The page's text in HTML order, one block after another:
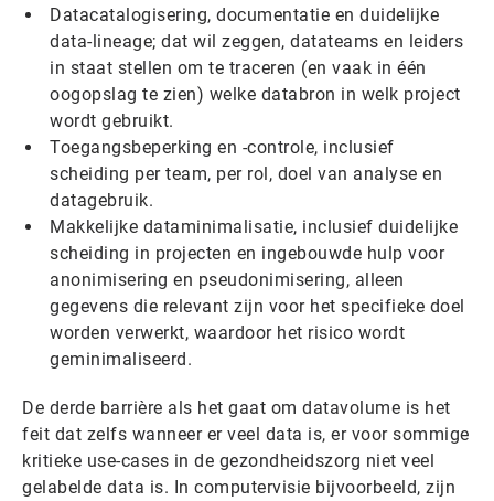
Datacatalogisering, documentatie en duidelijke
data-lineage; dat wil zeggen, datateams en leiders
in staat stellen om te traceren (en vaak in één
oogopslag te zien) welke databron in welk project
wordt gebruikt.
Toegangsbeperking en -controle, inclusief
scheiding per team, per rol, doel van analyse en
datagebruik.
Makkelijke dataminimalisatie, inclusief duidelijke
scheiding in projecten en ingebouwde hulp voor
anonimisering en pseudonimisering, alleen
gegevens die relevant zijn voor het specifieke doel
worden verwerkt, waardoor het risico wordt
geminimaliseerd.
De derde barrière als het gaat om datavolume is het
feit dat zelfs wanneer er veel data is, er voor sommige
kritieke use-cases in de gezondheidszorg niet veel
gelabelde data is. In computervisie bijvoorbeeld, zijn